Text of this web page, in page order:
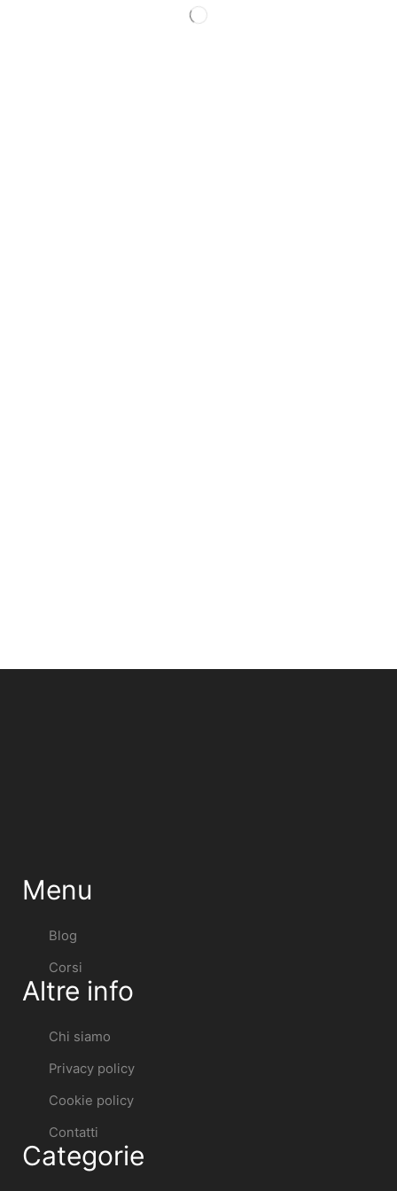
Menu
Blog
Corsi
Altre info
Chi siamo
Privacy policy
Cookie policy
Contatti
Categorie